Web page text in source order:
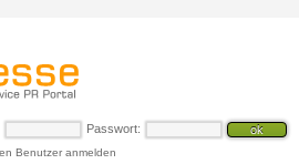
Passwort:
Benutzer anmelden